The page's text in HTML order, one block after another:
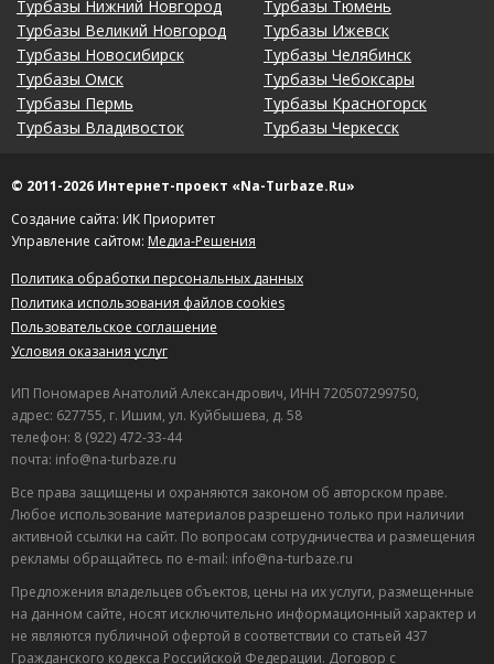
Турбазы Нижний Новгород
Турбазы Великий Новгород
Турбазы Новосибирск
Турбазы Омск
Турбазы Пермь
Турбазы Владивосток
Турбазы Тюмень
Турбазы Ижевск
Турбазы Челябинск
Турбазы Чебоксары
Турбазы Красногорск
Турбазы Черкесск
© 2011-2026 Интернет-проект «Na-Turbaze.Ru»
Создание сайта: ИК Приоритет
Управление сайтом: Медиа-Решения
Политика обработки персональных данных
Политика использования файлов cookies
Пользовательское соглашение
Условия оказания услуг
ИП Пономарев Анатолий Александрович, ИНН 720507299750,
адрес: 627755, г. Ишим, ул. Куйбышева, д. 58
телефон: 8 (922) 472-33-44
почта: info@na-turbaze.ru
Все права защищены и охраняются законом об авторском праве.
Любое использование материалов разрешено только при наличии
активной ссылки на сайт. По вопросам сотрудничества и размещения
рекламы обращайтесь по e-mail: info@na-turbaze.ru
Предложения владельцев объектов, цены на их услуги, размещенные
на данном сайте, носят исключительно информационный характер и
не являются публичной офертой в соответствии со статьей 437
Гражданского кодекса Российской Федерации. Договор с